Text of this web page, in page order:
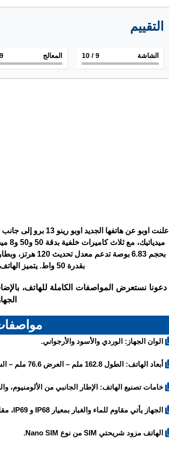
التقييم
الشاشة 9
/ 10 المعالج 9
أعلنت اوبو عن هاتفها الجديد اوبو رينو 13 برو إلى جانب النسخة العادية
بقدرة 50 واط. يتميز الهاتف بمقاومة الماء والغبار بمعايير IP68 وIP69.
دعونا نستعرض المواصفات الكاملة للهاتف،
مواصفات
الوان الجهاز: الوردي والأسود والأرجواني.
أبعاد الهاتف: الطول 162.8 ملم – العرض 76.6 ملم – السُمك 7.6 ملم – الوزن 195 أو 197 غرام.
خامات تصنيع الهاتف: الإطار الجانبي من الألومنيوم،
الجهاز يأتي مقاوم للماء والغبار بمعيار IP68 و IP69، مقاومة الماء تصل الى عمق مترين ولمدة 30 دقيقة تحت الماء.
الهاتف مزود شريحتي SIM من نوع Nano SIM.